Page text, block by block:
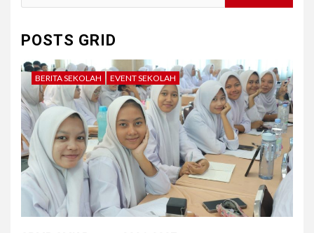
for:
POSTS GRID
BERITA SEKOLAH EVENT SEKOLAH